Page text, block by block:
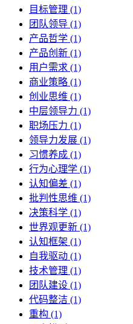
目标管理 (1)
团队领导 (1)
产品哲学 (1)
产品创新 (1)
用户需求 (1)
商业策略 (1)
创业思维 (1)
中层领导力 (1)
职场压力 (1)
领导力发展 (1)
习惯养成 (1)
行为心理学 (1)
认知偏差 (1)
批判性思维 (1)
决策科学 (1)
世界观更新 (1)
认知框架 (1)
自我驱动 (1)
技术管理 (1)
团队建设 (1)
代码整洁 (1)
重构 (1)